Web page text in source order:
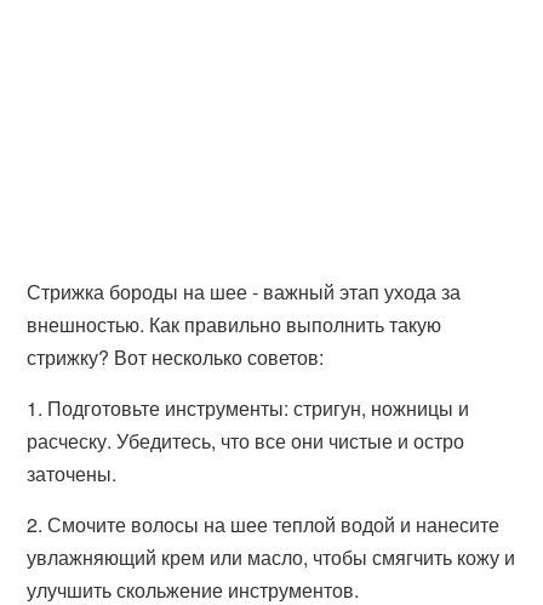
Стрижка бороды на шее - важный этап ухода за
внешностью. Как правильно выполнить такую
стрижку? Вот несколько советов:
1. Подготовьте инструменты: стригун, ножницы и
расческу. Убедитесь, что все они чистые и остро
заточены.
2. Смочите волосы на шее теплой водой и нанесите
увлажняющий крем или масло, чтобы смягчить кожу и
улучшить скольжение инструментов.